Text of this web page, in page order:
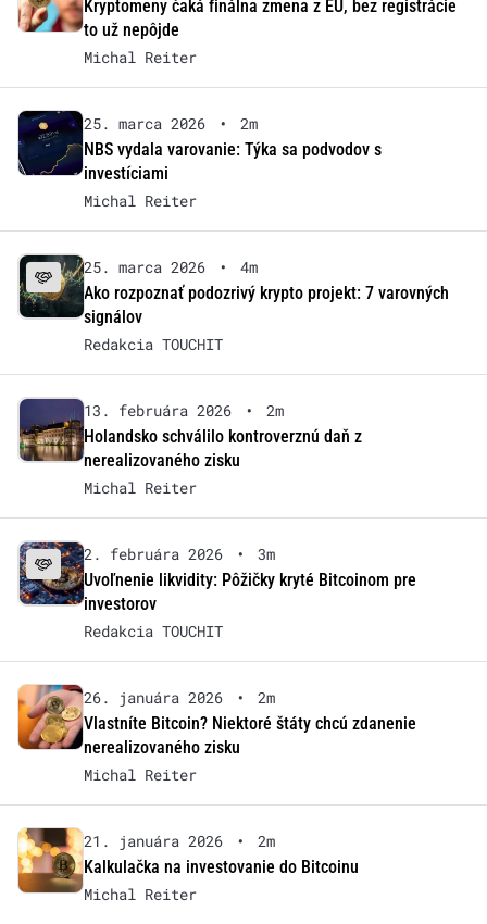
Kryptomeny čaká finálna zmena z EÚ, bez registrácie
to už nepôjde
Michal Reiter
25. marca 2026 •
2m
NBS vydala varovanie: Týka sa podvodov s
investíciami
Michal Reiter
25. marca 2026 •
4m
Ako rozpoznať podozrivý krypto projekt: 7 varovných
signálov
Redakcia TOUCHIT
13. februára 2026 •
2m
Holandsko schválilo kontroverznú daň z
nerealizovaného zisku
Michal Reiter
2. februára 2026 •
3m
Uvoľnenie likvidity: Pôžičky kryté Bitcoinom pre
investorov
Redakcia TOUCHIT
26. januára 2026 •
2m
Vlastníte Bitcoin? Niektoré štáty chcú zdanenie
nerealizovaného zisku
Michal Reiter
21. januára 2026 •
2m
Kalkulačka na investovanie do Bitcoinu
Michal Reiter